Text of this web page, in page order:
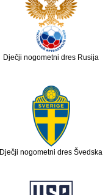
Dječji nogometni dres Rusija
Dječji nogometni dres Švedska